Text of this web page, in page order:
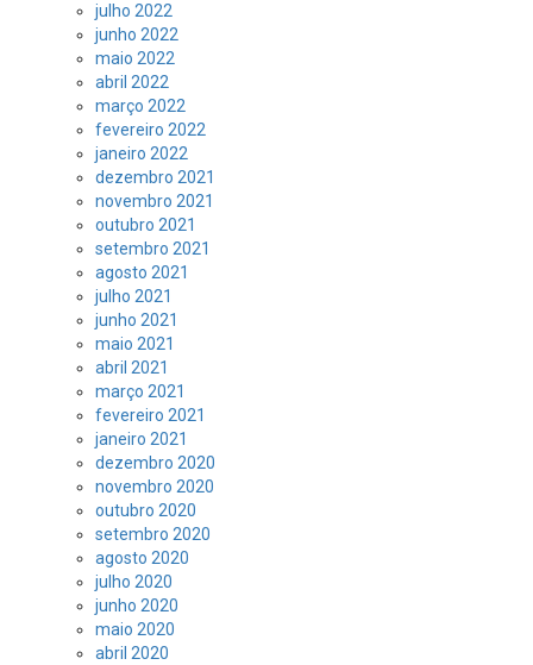
julho 2022
junho 2022
maio 2022
abril 2022
março 2022
fevereiro 2022
janeiro 2022
dezembro 2021
novembro 2021
outubro 2021
setembro 2021
agosto 2021
julho 2021
junho 2021
maio 2021
abril 2021
março 2021
fevereiro 2021
janeiro 2021
dezembro 2020
novembro 2020
outubro 2020
setembro 2020
agosto 2020
julho 2020
junho 2020
maio 2020
abril 2020